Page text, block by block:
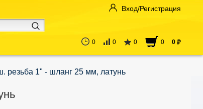
Вход/Регистрация
0 0 0 0 0 руб
резьба 1" - шланг 25 мм, латунь